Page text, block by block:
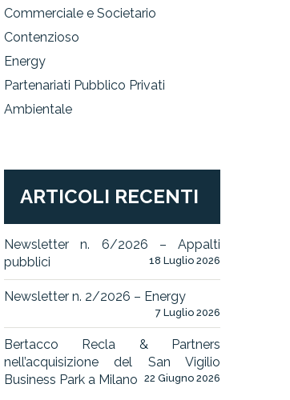
Commerciale e Societario
Contenzioso
Energy
Partenariati Pubblico Privati
Ambientale
ARTICOLI RECENTI
Newsletter n. 6/2026 – Appalti
pubblici
18 Luglio 2026
Newsletter n. 2/2026 – Energy
7 Luglio 2026
Bertacco Recla & Partners
nell’acquisizione del San Vigilio
Business Park a Milano 22 Giugno 2026